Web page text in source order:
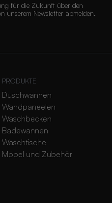
für die Zukunft über den
unserem Newsletter abmelden.
PRODUKTE
Duschwannen
Wandpaneelen
Waschbecken
Badewannen
Waschtische
Möbel und Zubehör